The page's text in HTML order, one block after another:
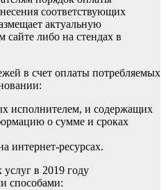
соответствующих
актуальную
либо на стендах в
в счет оплаты потребляемых
исполнителем, и содержащих
о сумме и сроках
интернет-ресурсах.
в 2019 году
способами: